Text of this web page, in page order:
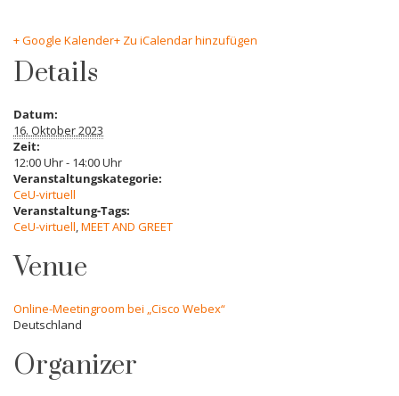
+ Google Kalender+ Zu iCalendar hinzufügen
Details
Datum:
16. Oktober 2023
Zeit:
12:00 Uhr - 14:00 Uhr
Veranstaltungskategorie:
CeU-virtuell
Veranstaltung-Tags:
CeU-virtuell,MEET AND GREET
Venue
Online-Meetingroom bei „Cisco Webex“
Deutschland
Organizer